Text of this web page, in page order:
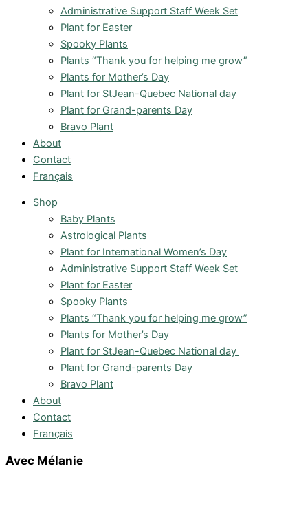
Administrative Support Staff Week Set
Plant for Easter
Spooky Plants
Plants “Thank you for helping me grow”
Plants for Mother’s Day
Plant for StJean-Quebec National day
Plant for Grand-parents Day
Bravo Plant
About
Contact
Français
Shop
Baby Plants
Astrological Plants
Plant for International Women’s Day
Administrative Support Staff Week Set
Plant for Easter
Spooky Plants
Plants “Thank you for helping me grow”
Plants for Mother’s Day
Plant for StJean-Quebec National day
Plant for Grand-parents Day
Bravo Plant
About
Contact
Français
Avec Mélanie